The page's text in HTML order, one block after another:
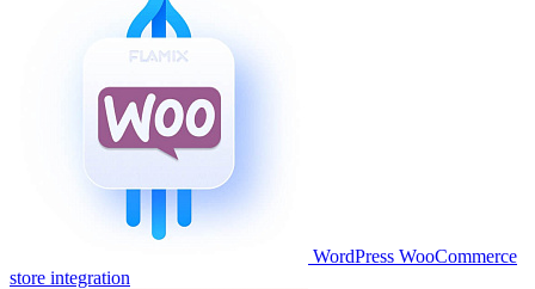
WordPress WooCommerce
store integration